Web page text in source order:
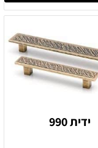
ידית 990